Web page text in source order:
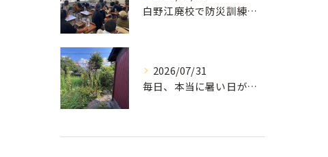
白野江廃校で防災訓練を実施しました。「避難したい」の一言から始まった地域の防災活動
2026/07/31
毎日、本当に暑い日が続いています。 私たちは毎日、遺品整理や片付けだけでなく、庭掃除、草刈り、草抜き、庭木の伐採・剪定などのご依頼で外作業をしています。